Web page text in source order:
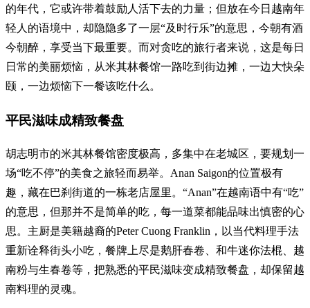
的年代，它或许带着鼓励人活下去的力量；但放在今日越南年
轻人的语境中，却隐隐多了一层“及时行乐”的意思，今朝有酒
今朝醉，享受当下最重要。而对贪吃的旅行者来说，这是每日
日常的美丽烦恼，从米其林餐馆一路吃到街边摊，一边大快朵
颐，一边烦恼下一餐该吃什么。
平民滋味成精致餐盘
胡志明市的米其林餐馆密度极高，多集中在老城区，要规划一
场“吃不停”的美食之旅轻而易举。Anan Saigon的位置极有
趣，藏在巴刹街道的一栋老店屋里。“Anan”在越南语中有“吃”
的意思，但那并不是简单的吃，每一道菜都能品味出慎密的心
思。主厨是美籍越裔的Peter Cuong Franklin，以当代料理手法
重新诠释街头小吃，餐牌上尽是鹅肝春卷、和牛迷你法棍、越
南粉与生春卷等，把熟悉的平民滋味变成精致餐盘，却保留越
南料理的灵魂。